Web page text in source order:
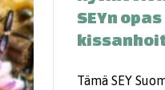
SEYn opas
Tämä SEY